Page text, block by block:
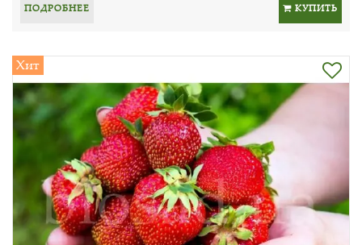
ПОДРОБНЕЕ КУПИТЬ
Хит